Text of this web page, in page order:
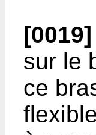
[0019]
sur le
ce